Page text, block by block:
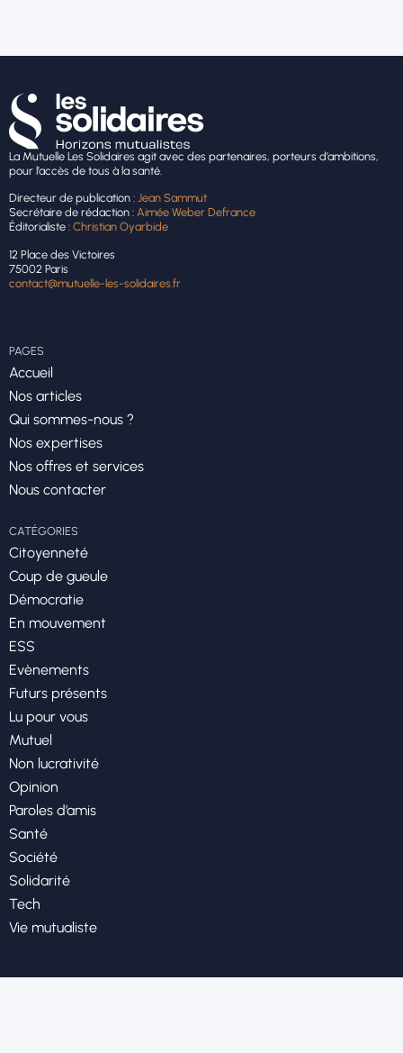
La Mutuelle Les Solidaires agit avec des partenaires, porteurs d’ambitions,
pour l’accès de tous à la santé.
Directeur de publication : Jean Sammut
Secrétaire de rédaction : Aimée Weber Defrance
Éditorialiste : Christian Oyarbide
12 Place des Victoires
75002 Paris
contact@mutuelle-les-solidaires.fr
PAGES
Accueil
Nos articles
Qui sommes-nous ?
Nos expertises
Nos offres et services
Nous contacter
CATÉGORIES
Citoyenneté
Coup de gueule
Démocratie
En mouvement
ESS
Evènements
Futurs présents
Lu pour vous
Mutuel
Non lucrativité
Opinion
Paroles d’amis
Santé
Société
Solidarité
Tech
Vie mutualiste